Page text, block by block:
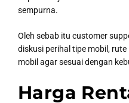
sempurna.
Oleh sebab itu customer
diskusi perihal tipe mobil,
mobil agar sesuai dengan
Harga